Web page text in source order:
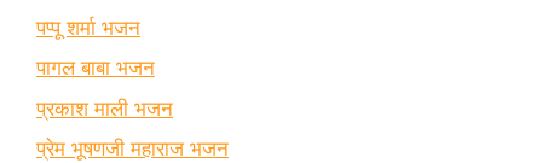
पप्पू शर्मा भजन
पागल बाबा भजन
प्रकाश माली भजन
प्रेम भूषणजी महाराज भजन